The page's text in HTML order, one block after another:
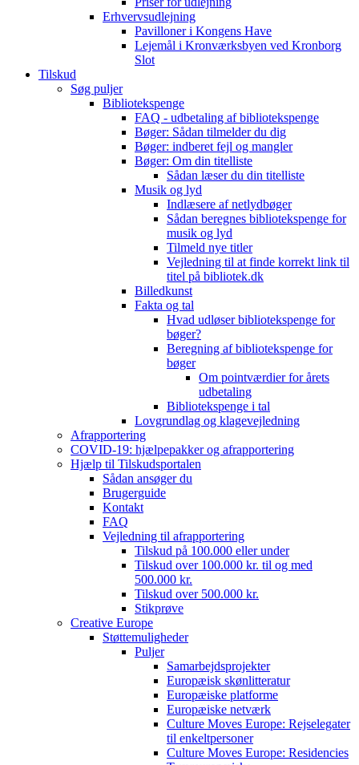
Erhvervsudlejning
Pavilloner i Kongens Have
Lejemål i Kronværksbyen ved Kronborg
Slot
Tilskud
Søg puljer
Bibliotekspenge
FAQ - udbetaling af bibliotekspenge
Bøger: Sådan tilmelder du dig
Bøger: indberet fejl og mangler
Bøger: Om din titelliste
Sådan læser du din titelliste
Musik og lyd
Indlæsere af netlydbøger
Sådan beregnes bibliotekspenge for
musik og lyd
Tilmeld nye titler
Vejledning til at finde korrekt link til
titel på bibliotek.dk
Billedkunst
Fakta og tal
Hvad udløser bibliotekspenge for
bøger?
Beregning af bibliotekspenge for
bøger
Om pointværdier for årets
udbetaling
Bibliotekspenge i tal
Lovgrundlag og klagevejledning
Afrapportering
COVID-19: hjælpepakker og afrapportering
Hjælp til Tilskudsportalen
Sådan ansøger du
Brugerguide
Kontakt
FAQ
Vejledning til afrapportering
Tilskud på 100.000 eller under
Tilskud over 100.000 kr. til og med
500.000 kr.
Tilskud over 500.000 kr.
Stikprøve
Creative Europe
Støttemuligheder
Puljer
Samarbejdsprojekter
Europæisk skønlitteratur
Europæiske platforme
Europæiske netværk
Culture Moves Europe: Rejselegater
til enkeltpersoner
Culture Moves Europe: Residencies